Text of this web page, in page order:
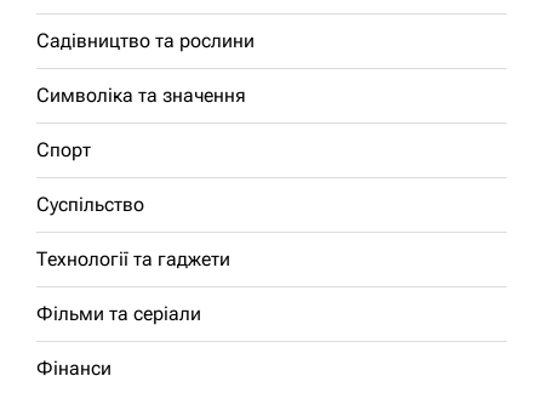
Садівництво та рослини
Символіка та значення
Спорт
Суспільство
Технології та гаджети
Фільми та серіали
Фінанси